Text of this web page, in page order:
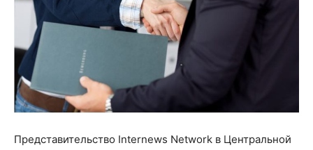
Представительство Internews Network в Центральной